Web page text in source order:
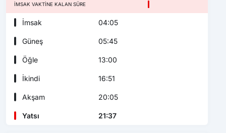
İMSAK VAKTINE KALAN SÜRE
İmsak 04:05
Güneş 05:45
Öğle 13:00
İkindi 16:51
Akşam 20:05
Yatsı 21:37